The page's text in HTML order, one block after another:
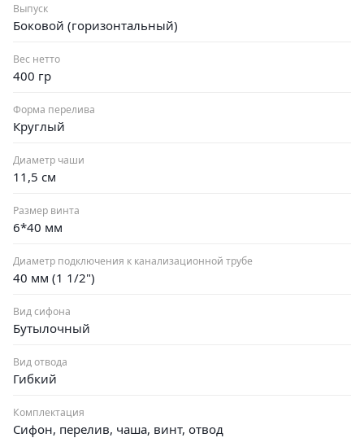
Выпуск
Боковой (горизонтальный)
Вес нетто
400 гр
Форма перелива
Круглый
Диаметр чаши
11,5 см
Размер винта
6*40 мм
Диаметр подключения к канализационной трубе
40 мм (1 1/2")
Вид сифона
Бутылочный
Вид отвода
Гибкий
Комплектация
Сифон, перелив, чаша, винт, отвод